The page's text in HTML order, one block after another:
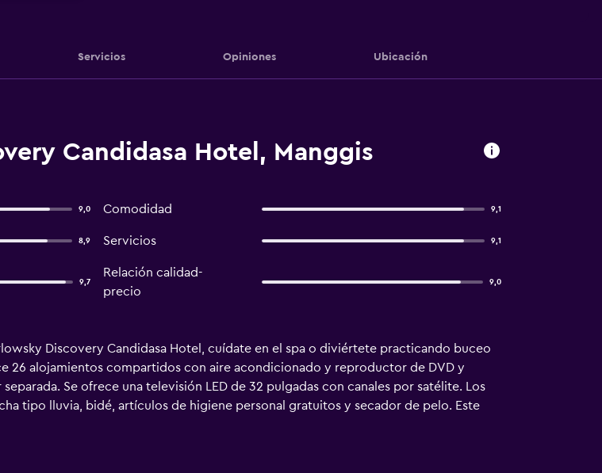
Servicios Opiniones Ubicación
Candidasa Hotel, Manggis
9,0 Comodidad 9,1
8,9 Servicios 9,1
9,7
Relación calidad-
precio
9,0
Discovery Candidasa Hotel, cuídate en el spa o diviértete practicando buceo
26 alojamientos compartidos con aire acondicionado y reproductor de DVD y
Se ofrece una televisión LED de 32 pulgadas con canales por satélite. Los
tipo lluvia, bidé, artículos de higiene personal gratuitos y secador de pelo. Este
Las habitaciones también incluyen caja fuerte y botella de agua gratuita. Se
todos los días. Es posible solicitar tabla de planchar con plancha. En el